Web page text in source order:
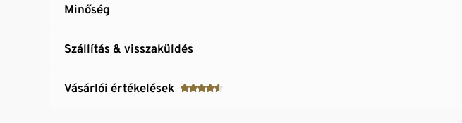
Minőség
Szállítás & visszaküldés
Vásárlói értékelések